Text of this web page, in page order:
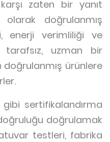
zaten bir yanıt
olarak doğrulanmış
enerji verimliliği ve
tarafsız, uzman bir
ürünlere
gibi sertifikalandırma
doğruluğu doğrulamak
testleri, fabrika